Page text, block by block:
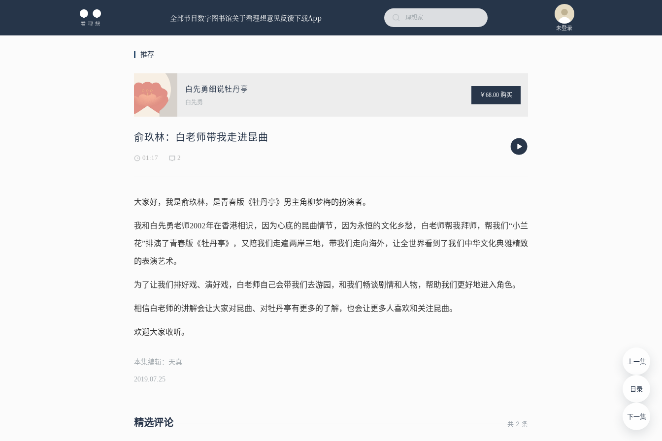
全部节目数字图书馆关于看理想意见反馈下载App
未登录
推荐
白先勇细说牡丹亭
白先勇
￥68.00 购买
俞玖林：白老师带我走进昆曲
01:17 2
上一集
目录
下一集
大家好，我是俞玖林，是青春版《牡丹亭》男主角柳梦梅的扮演者。
我和白先勇老师2002年在香港相识，因为心底的昆曲情节，因为永恒的文化乡愁，白老师帮我拜师，帮我们“小兰
花”排演了青春版《牡丹亭》，又陪我们走遍两岸三地，带我们走向海外，让全世界看到了我们中华文化典雅精致
的表演艺术。
为了让我们排好戏、演好戏，白老师自己会带我们去游园，和我们畅谈剧情和人物，帮助我们更好地进入角色。
相信白老师的讲解会让大家对昆曲、对牡丹亭有更多的了解，也会让更多人喜欢和关注昆曲。
欢迎大家收听。
本集编辑：天真
2019.07.25
精选评论 共 2 条